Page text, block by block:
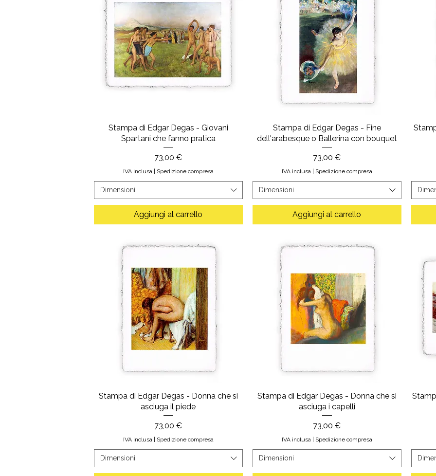
Stampa di Edgar Degas - Giovani
Spartani che fanno pratica
Prezzo
73,00 €
IVA inclusa| Spedizione compresa
Dimensioni
Aggiungi al carrello
Stampa di Edgar Degas - Fine
dell'arabesque o Ballerina con bouquet
Prezzo
73,00 €
IVA inclusa| Spedizione compresa
Dimensioni
Aggiungi al carrello
Stampa di Edgar Degas - Donna che si
asciuga il piede
Prezzo
73,00 €
IVA inclusa| Spedizione compresa
Dimensioni
Stampa di Edgar Degas - Donna che si
asciuga i capelli
Prezzo
73,00 €
IVA inclusa| Spedizione compresa
Dimensioni